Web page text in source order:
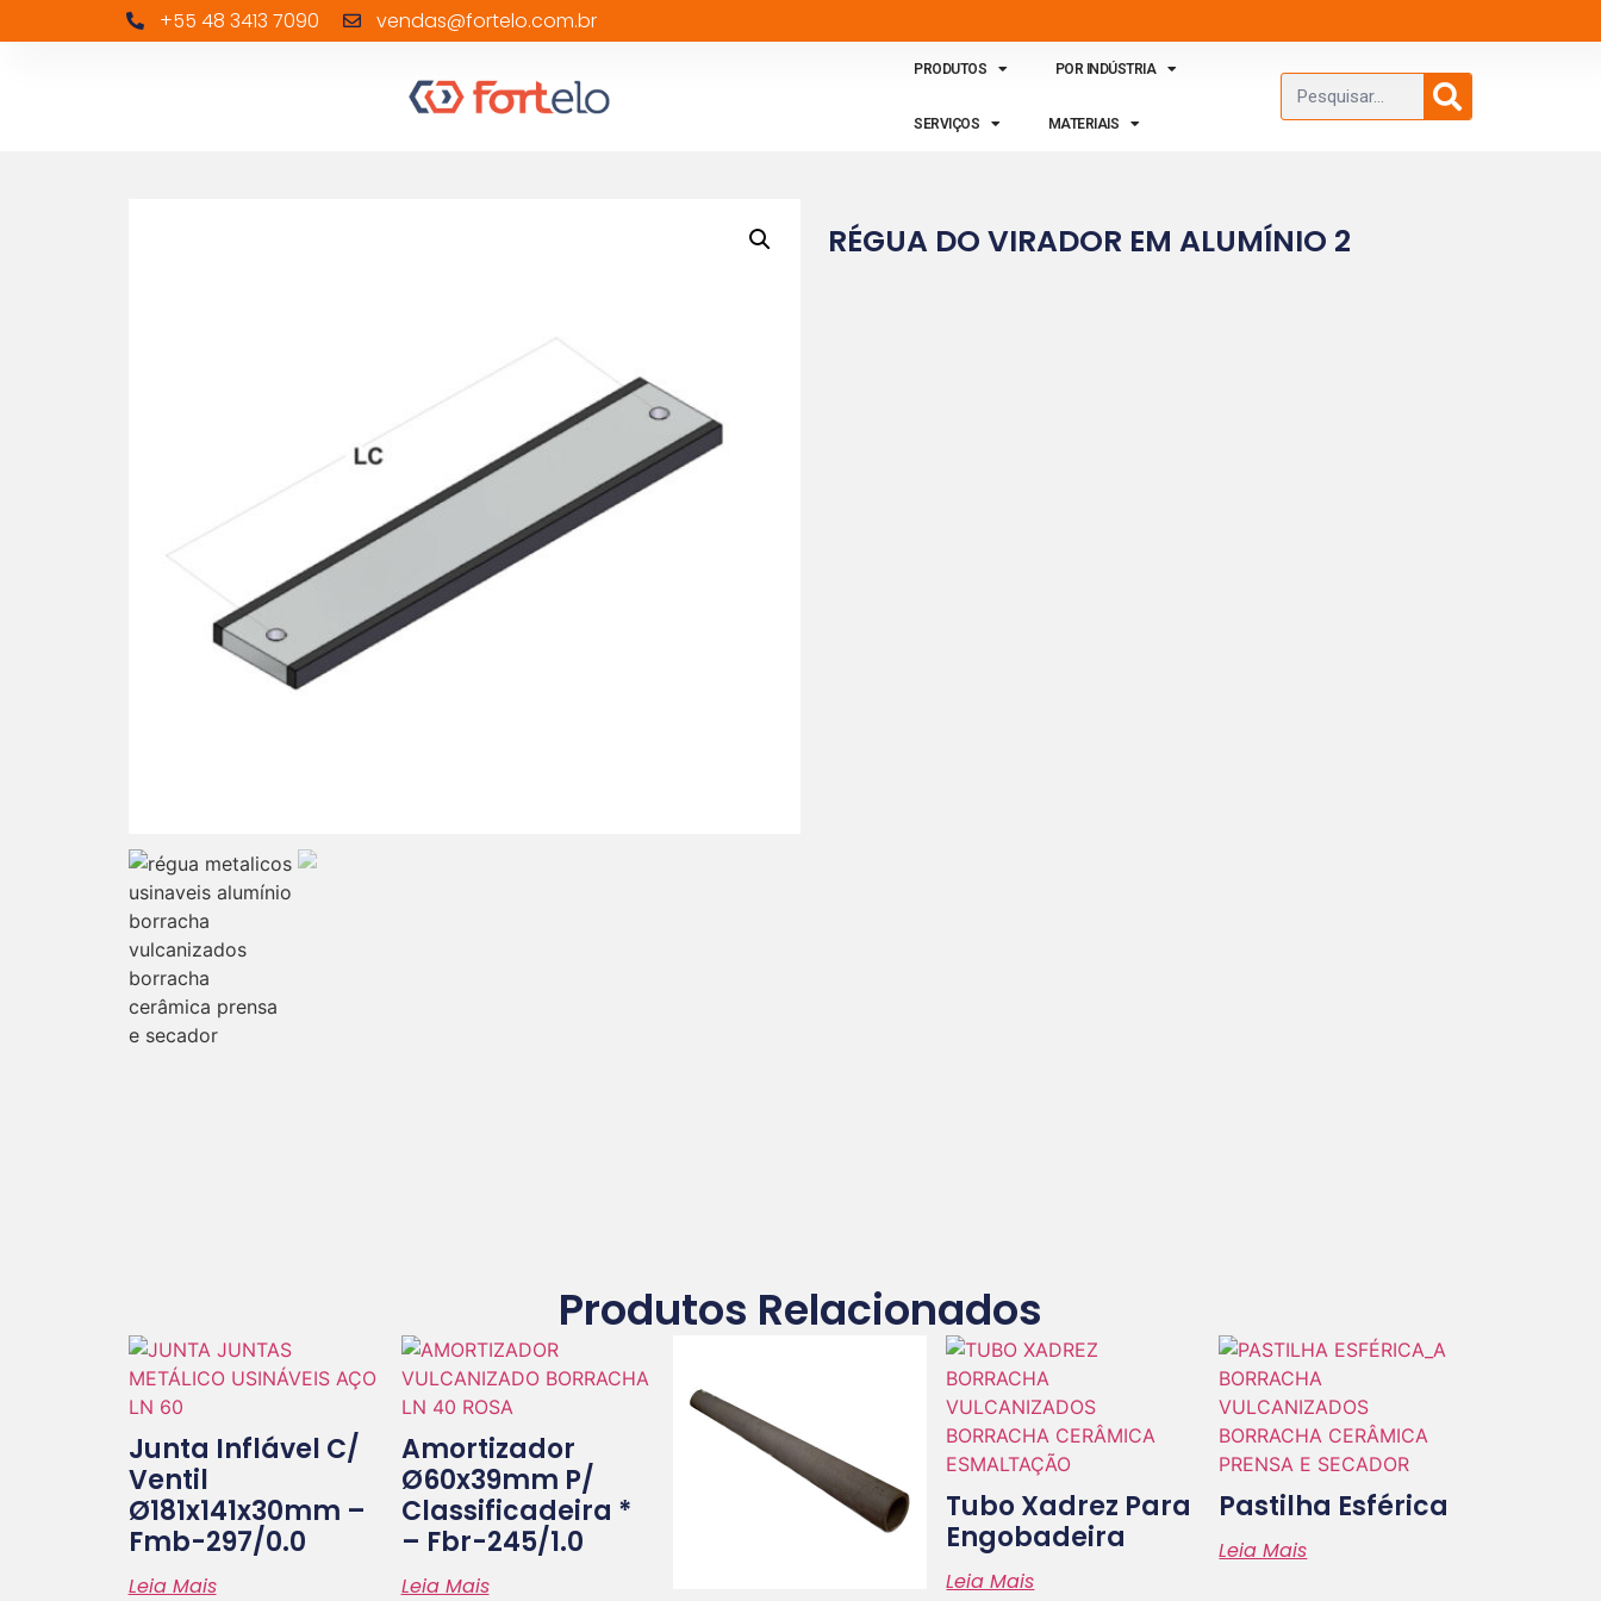
+55 48 3413 7090 vendas@fortelo.com.br
PRODUTOS POR INDÚSTRIA
SERVIÇOS MATERIAIS
RÉGUA DO VIRADOR EM ALUMÍNIO 2
Produtos Relacionados
Junta Inflável C/
Ventil
Ø181x141x30mm –
Fmb-297/0.0
Leia Mais
Amortizador
Ø60x39mm P/
Classificadeira *
– Fbr-245/1.0
Leia Mais
Tubo Xadrez Para
Engobadeira
Leia Mais
Pastilha Esférica
Leia Mais